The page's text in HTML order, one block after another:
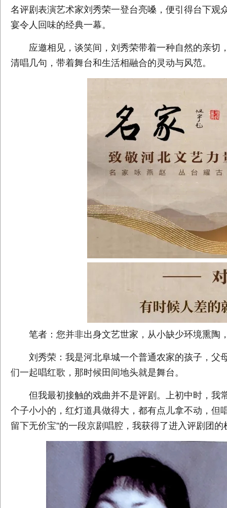
名评剧表演艺术家刘秀荣一登台亮嗓，便引得台下
宴令人回味的经典一幕。
应邀相见，谈笑间，刘秀荣带着一种自然的亲切
清唱几句，带着舞台和生活相融合的灵动与风范。
笔者：您并非出身文艺世家，从小缺少环境熏陶
刘秀荣：我是河北阜城一个普通农家的孩子，父
们一起唱红歌，那时候田间地头就是舞台。
但我最初接触的戏曲并不是评剧。上初中时，我常
个子小小的，红灯道具做得大，都有点儿拿不动，但
留下无价宝”的一段京剧唱腔，我获得了进入评剧团